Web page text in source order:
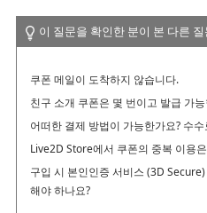
해지하고 싶어요(갱신을 정지하
YouTube나 Twitch 방송에 사용
학생 할인으로 구매한 라이선스를
이 질문을 확인한 분이 본 다른 질
쿠폰 메일이 도착하지 않습니다.
친구 소개 쿠폰은 몇 번이고 발급 가
어떠한 결제 방법이 가능한가요? 수
Live2D Store에서 쿠폰의 중복 이용
구입 시 본인인증 서비스 (3D
해야 하나요?